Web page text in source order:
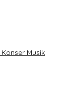
Musik